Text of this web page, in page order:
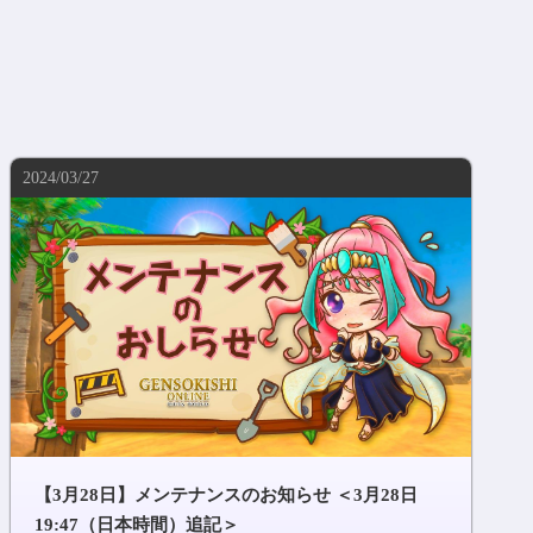
2024/03/27
【3月28日】メンテナンスのお知らせ ＜3月28日
19:47（日本時間）追記＞